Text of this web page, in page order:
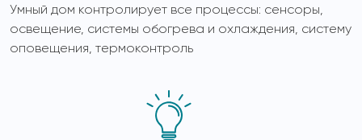
Умный дом контролирует все процессы: сенсоры,
освещение, системы обогрева и охлаждения, систему
оповещения, термоконтроль